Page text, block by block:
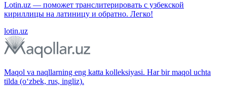
Lotin.uz — поможет транслитерировать с узбекской
кириллицы на латиницу и обратно. Легко!
lotin.uz
Maqol va naqllarning eng katta kolleksiyasi. Har bir maqol uchta
tilda (o‘zbek, rus, ingliz).